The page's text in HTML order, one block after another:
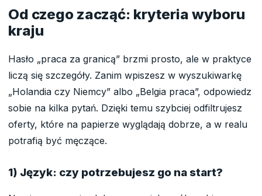
Od czego zacząć: kryteria wyboru
kraju
Hasło „praca za granicą” brzmi prosto, ale w praktyce
liczą się szczegóły. Zanim wpiszesz w wyszukiwarkę
„Holandia czy Niemcy” albo „Belgia praca”, odpowiedz
sobie na kilka pytań. Dzięki temu szybciej odfiltrujesz
oferty, które na papierze wyglądają dobrze, a w realu
potrafią być męczące.
1) Język: czy potrzebujesz go na start?